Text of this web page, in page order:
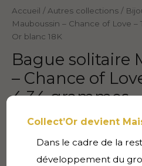
Accueil / Autres collections /
Mauboussin – Chance of Love –
Or blanc 18K
Bague solitaire
– Chance of
4.34 grammes
18K
690,00 €
Collect’Or devient
Dans le cadre de la
développement du